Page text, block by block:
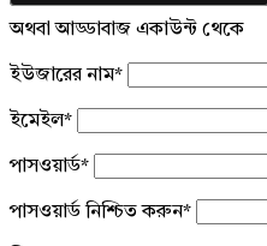
অথবা আড্ডাবাজ একাউন্ট থেকে
ইউজারের নাম*
ইমেইল*
পাসওয়ার্ড*
পাসওয়ার্ড নিশ্চিত করুন*